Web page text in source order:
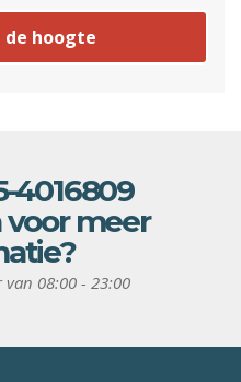
de hoogte
4016809
voor meer
08:00 - 23:00